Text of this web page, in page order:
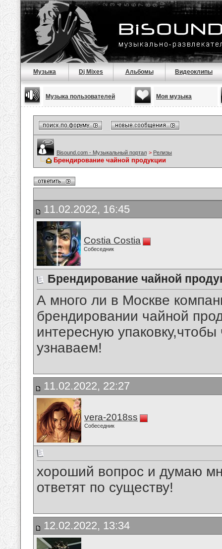
Музыка Dj Mixes Альбомы Видеоклипы
Музыка пользователей Моя музыка
Bisound.com - Музыкальный портал > Релизы
Брендирование чайной продукции
11.02.2022, 16:45
Costia Costia
Собеседник
Брендирование чайной
А много ли в Москве
брендировании чайной
интересную
узнаваем!
11.02.2022, 22:27
vera-2018ss
Собеседник
хороший вопрос и думаю
ответят по существу!
12.02.2022, 13:34